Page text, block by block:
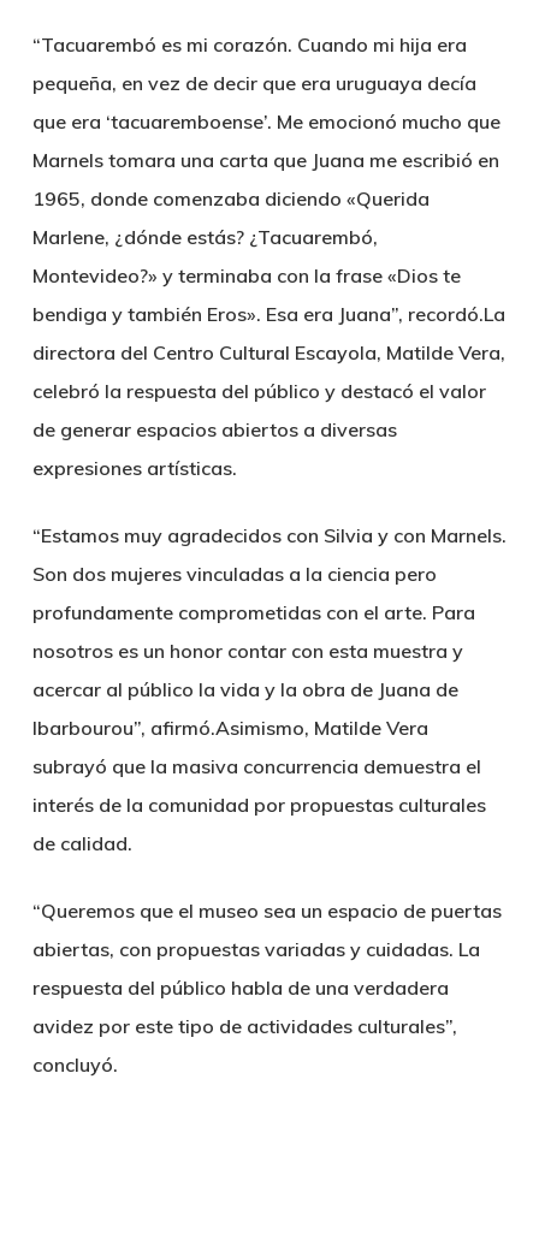
“Tacuarembó es mi corazón. Cuando mi hija era
pequeña, en vez de decir que era uruguaya decía
que era ‘tacuaremboense’. Me emocionó mucho que
Marnels tomara una carta que Juana me escribió en
1965, donde comenzaba diciendo «Querida
Marlene, ¿dónde estás? ¿Tacuarembó,
Montevideo?» y terminaba con la frase «Dios te
bendiga y también Eros». Esa era Juana”, recordó.La
directora del Centro Cultural Escayola, Matilde Vera,
celebró la respuesta del público y destacó el valor
de generar espacios abiertos a diversas
expresiones artísticas.
“Estamos muy agradecidos con Silvia y con Marnels.
Son dos mujeres vinculadas a la ciencia pero
profundamente comprometidas con el arte. Para
nosotros es un honor contar con esta muestra y
acercar al público la vida y la obra de Juana de
Ibarbourou”, afirmó.Asimismo, Matilde Vera
subrayó que la masiva concurrencia demuestra el
interés de la comunidad por propuestas culturales
de calidad.
“Queremos que el museo sea un espacio de puertas
abiertas, con propuestas variadas y cuidadas. La
respuesta del público habla de una verdadera
avidez por este tipo de actividades culturales”,
concluyó.